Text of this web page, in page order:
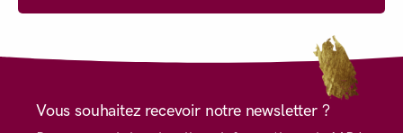
Vous souhaitez recevoir notre newsletter ?